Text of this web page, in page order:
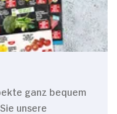
ganz bequem
unsere